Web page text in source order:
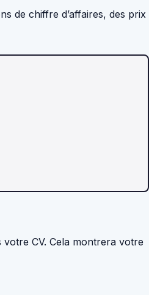
de chiffre d’affaires, des prix
CV. Cela montrera votre